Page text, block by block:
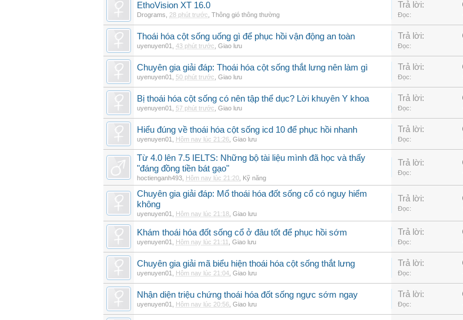
EthoVision XT 16.0
Drograms 28 phút trước Thông gió thông thường
Trả lời:
Đọc:
Thoái hóa cột sống uống gì để phục hồi vận động an toàn
uyenuyen01 43 phút trước Giao lưu
Trả lời:
Đọc:
Chuyên gia giải đáp: Thoái hóa cột sống thắt lưng nên làm gì
uyenuyen01 50 phút trước Giao lưu
Trả lời:
Đọc:
Bị thoái hóa cột sống có nên tập thể dục? Lời khuyên Y khoa
uyenuyen01 57 phút trước Giao lưu
Trả lời:
Đọc:
Hiểu đúng về thoái hóa cột sống icd 10 để phục hồi nhanh
uyenuyen01 Hôm nay lúc 21:26 Giao lưu
Trả lời:
Đọc:
Từ 4.0 lên 7.5 IELTS: Những bộ tài liệu mình đã học và thấy
"đáng đồng tiền bát gạo"
hoctienganh493 Hôm nay lúc 21:20 Kỹ năng
Trả lời:
Đọc:
Chuyên gia giải đáp: Mổ thoái hóa đốt sống cổ có nguy hiểm
không
uyenuyen01 Hôm nay lúc 21:18 Giao lưu
Trả lời:
Đọc:
Khám thoái hóa đốt sống cổ ở đâu tốt để phục hồi sớm
uyenuyen01 Hôm nay lúc 21:11 Giao lưu
Trả lời:
Đọc:
Chuyên gia giải mã biểu hiện thoái hóa cột sống thắt lưng
uyenuyen01 Hôm nay lúc 21:04 Giao lưu
Trả lời:
Đọc:
Nhận diện triệu chứng thoái hóa đốt sống ngực sớm ngay
uyenuyen01 Hôm nay lúc 20:56 Giao lưu
Trả lời:
Đọc: